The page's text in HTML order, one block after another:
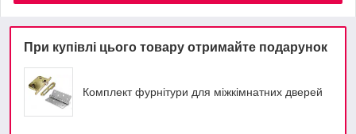
При купівлі цього товару отримайте подарунок
Комплект фурнітури для міжкімнатних дверей